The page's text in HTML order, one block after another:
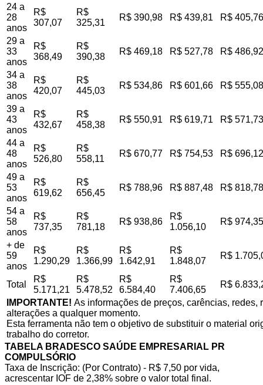
24 a
28
anos
R$
307,07
R$
325,31
R$ 390,98 R$ 439,81 R$ 405,76
29 a
33
anos
R$
368,49
R$
390,38
R$ 469,18 R$ 527,78 R$ 486,92
34 a
38
anos
R$
420,07
R$
445,03
R$ 534,86 R$ 601,66 R$ 555,08
39 a
43
anos
R$
432,67
R$
458,38
R$ 550,91 R$ 619,71 R$ 571,73
44 a
48
anos
R$
526,80
R$
558,11
R$ 670,77 R$ 754,53 R$ 696,12
49 a
53
anos
R$
619,62
R$
656,45
R$ 788,96 R$ 887,48 R$ 818,78
54 a
58
anos
R$
737,35
R$
781,18
R$ 938,86
R$
1.056,10
R$ 974,35
+ de
59
anos
R$
1.290,29
R$
1.366,99
R$
1.642,91
R$
1.848,07
R$
Total
R$
5.171,21
R$
5.478,52
R$
6.584,40
R$
7.406,65
R$
IMPORTANTE! As informações de preços, carências,
alterações a qualquer momento.
Esta ferramenta não tem o objetivo de substituir o material
trabalho do corretor.
TABELA BRADESCO SAÚDE EMPRESARIAL PR
COMPULSÓRIO
Taxa de Inscrição: (Por Contrato) - R$ 7,50 por vida,
acrescentar IOF de 2,38% sobre o valor total final.